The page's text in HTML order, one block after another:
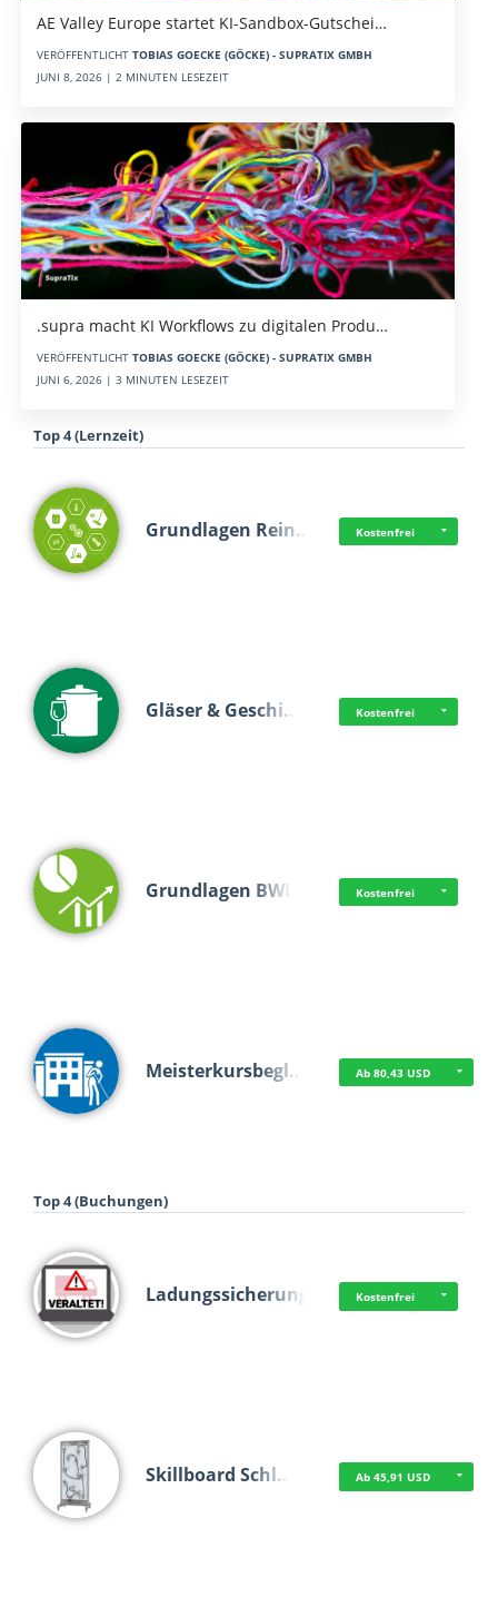
AE Valley Europe startet KI-Sandbox-Gutschei…
VERÖFFENTLICHT TOBIAS GOECKE (GÖCKE) - SUPRATIX GMBH
JUNI 8, 2026 | 2 MINUTEN LESEZEIT
.supra macht KI Workflows zu digitalen Produ…
VERÖFFENTLICHT TOBIAS GOECKE (GÖCKE) - SUPRATIX GMBH
JUNI 6, 2026 | 3 MINUTEN LESEZEIT
Top 4 (Lernzeit)
Grundlagen Rein… Kostenfrei
Gläser & Geschi… Kostenfrei
Grundlagen BWL Kostenfrei
Meisterkursbegl… Ab 80,43 USD
Top 4 (Buchungen)
Ladungssicherung Kostenfrei
Skillboard Schl… Ab 45,91 USD